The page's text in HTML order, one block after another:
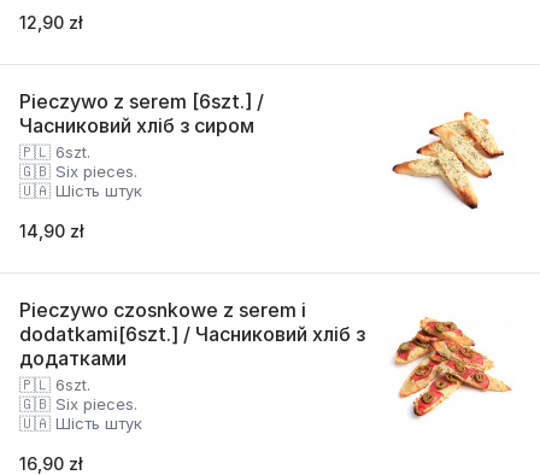
12,90 zł
Pieczywo z serem [6szt.] /
Часниковий хліб з сиром
🇵🇱 6szt.
🇬🇧 Six pieces.
🇺🇦 Шість штук
14,90 zł
Pieczywo czosnkowe z serem i
dodatkami[6szt.] / Часниковий хліб з
додатками
🇵🇱 6szt.
🇬🇧 Six pieces.
🇺🇦 Шість штук
16,90 zł